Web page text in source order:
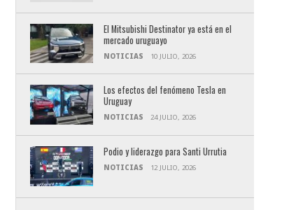
El Mitsubishi Destinator ya está en el
mercado uruguayo
NOTICIAS 10 JULIO, 2026
Los efectos del fenómeno Tesla en
Uruguay
NOTICIAS 24 JULIO, 2026
Podio y liderazgo para Santi Urrutia
NOTICIAS 12 JULIO, 2026